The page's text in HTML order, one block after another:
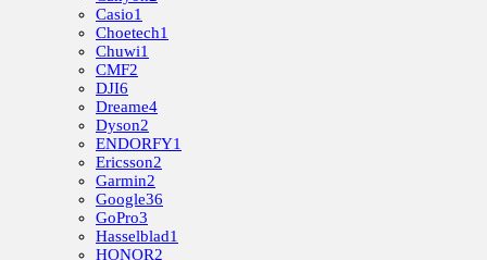
Casio1
Choetech1
Chuwi1
CMF2
DJI6
Dreame4
Dyson2
ENDORFY1
Ericsson2
Garmin2
Google36
GoPro3
Hasselblad1
HONOR2